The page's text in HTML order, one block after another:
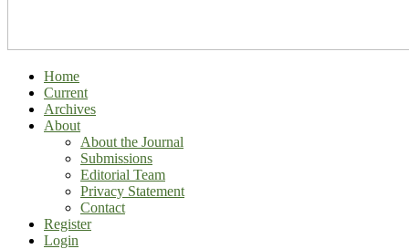
Home
Current
Archives
About
About the Journal
Submissions
Editorial Team
Privacy Statement
Contact
Register
Login